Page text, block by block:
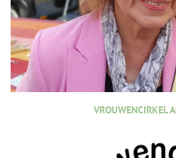
VROUWENCIRKEL